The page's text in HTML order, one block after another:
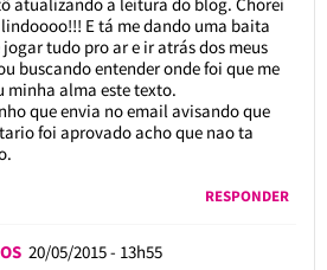
atualizando a leitura do blog. Chorei
E tá me dando uma baita
tudo pro ar e ir atrás dos meus
buscando entender onde foi que me
minha alma este texto.
que envia no email avisando que
foi aprovado acho que nao ta
RESPONDER
20/05/2015 - 13h55